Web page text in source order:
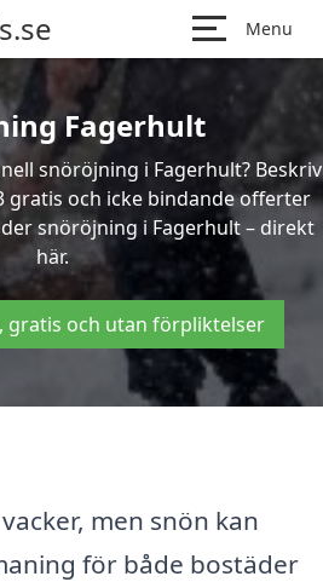
Menu
Fagerhult
snöröjning i Fagerhult? Beskriv
gratis och icke bindande offerter
snöröjning i Fagerhult – direkt
här.
gratis och utan förpliktelser
men snön kan
för både bostäder